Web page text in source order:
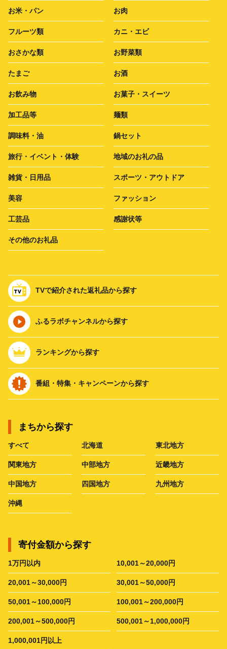
お米・パン お肉
フルーツ類 カニ・エビ
おさかな類 お野菜類
たまご お酒
お飲み物 お菓子・スイーツ
加工品等 麺類
調味料・油 鍋セット
旅行・イベント・体験 地域のお礼の品
雑貨・日用品 スポーツ・アウトドア
美容 ファッション
工芸品 感謝状等
その他のお礼品
TVで紹介された返礼品から探す
ふるラボチャンネルから探す
ランキングから探す
番組・特集・キャンペーンから探す
まちから探す
すべて 北海道 東北地方
関東地方 中部地方 近畿地方
中国地方 四国地方 九州地方
沖縄
寄付金額から探す
1万円以内 10,001～20,000円
20,001～30,000円 30,001～50,000円
50,001～100,000円 100,001～200,000円
200,001～500,000円 500,001～1,000,000円
1,000,001円以上